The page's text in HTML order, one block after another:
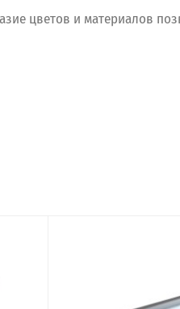
цветов и материалов